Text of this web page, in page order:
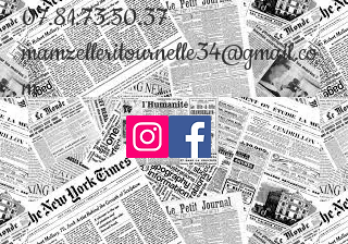
07.81.73.50.37
mamzelleritournelle34@gmail.co
m